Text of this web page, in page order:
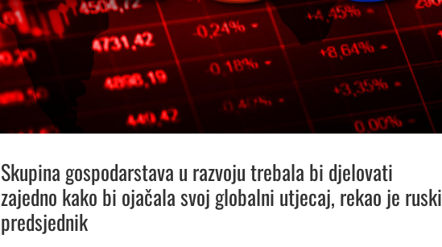
Skupina gospodarstava u razvoju trebala bi djelovati
zajedno kako bi ojačala svoj globalni utjecaj, rekao je ruski
predsjednik